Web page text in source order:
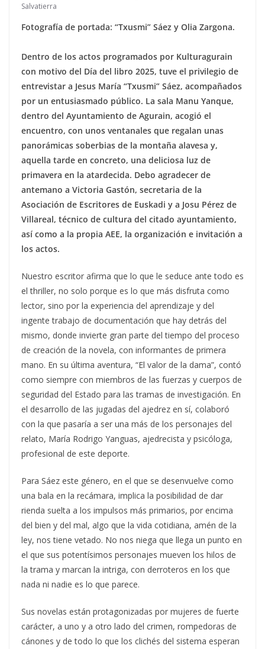
Salvatierra
Fotografía de portada: “Txusmi” Sáez y Olia Zargona.
Dentro de los actos programados por Kulturagurain
con motivo del Día del libro 2025, tuve el privilegio de
entrevistar a Jesus María “Txusmi” Sáez, acompañados
por un entusiasmado público. La sala Manu Yanque,
dentro del Ayuntamiento de Agurain, acogió el
encuentro, con unos ventanales que regalan unas
panorámicas soberbias de la montaña alavesa y,
aquella tarde en concreto, una deliciosa luz de
primavera en la atardecida. Debo agradecer de
antemano a Victoria Gastón, secretaria de la
Asociación de Escritores de Euskadi y a Josu Pérez de
Villareal, técnico de cultura del citado ayuntamiento,
así como a la propia AEE, la organización e invitación a
los actos.
Nuestro escritor afirma que lo que le seduce ante todo es
el thriller, no solo porque es lo que más disfruta como
lector, sino por la experiencia del aprendizaje y del
ingente trabajo de documentación que hay detrás del
mismo, donde invierte gran parte del tiempo del proceso
de creación de la novela, con informantes de primera
mano. En su última aventura, “El valor de la dama”, contó
como siempre con miembros de las fuerzas y cuerpos de
seguridad del Estado para las tramas de investigación. En
el desarrollo de las jugadas del ajedrez en sí, colaboró
con la que pasaría a ser una más de los personajes del
relato, María Rodrigo Yanguas, ajedrecista y psicóloga,
profesional de este deporte.
Para Sáez este género, en el que se desenvuelve como
una bala en la recámara, implica la posibilidad de dar
rienda suelta a los impulsos más primarios, por encima
del bien y del mal, algo que la vida cotidiana, amén de la
ley, nos tiene vetado. No nos niega que llega un punto en
el que sus potentísimos personajes mueven los hilos de
la trama y marcan la intriga, con derroteros en los que
nada ni nadie es lo que parece.
Sus novelas están protagonizadas por mujeres de fuerte
carácter, a uno y a otro lado del crimen, rompedoras de
cánones y de todo lo que los clichés del sistema esperan